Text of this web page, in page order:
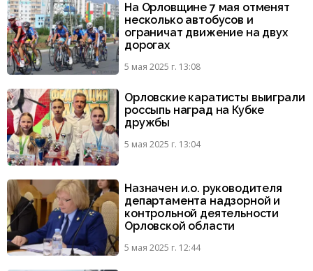
На Орловщине 7 мая отменят
несколько автобусов и
ограничат движение на двух
дорогах
5 мая 2025 г. 13:08
Орловские каратисты выиграли
россыпь наград на Кубке
дружбы
5 мая 2025 г. 13:04
Назначен и.о. руководителя
департамента надзорной и
контрольной деятельности
Орловской области
5 мая 2025 г. 12:44